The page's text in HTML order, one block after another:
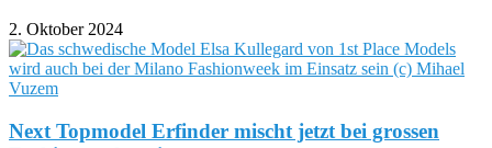
2. Oktober 2024
Next Topmodel Erfinder mischt jetzt bei grossen